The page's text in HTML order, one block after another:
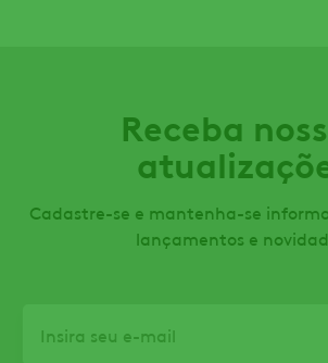
Receba
Cadastre-se e mantenha-se
lançamentos e